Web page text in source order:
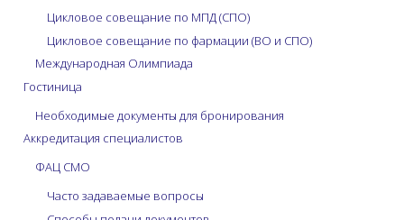
Цикловое совещание по МПД (СПО)
Цикловое совещание по фармации (ВО и СПО)
Международная Олимпиада
Гостиница
Необходимые документы для бронирования
Аккредитация специалистов
ФАЦ СМО
Часто задаваемые вопросы